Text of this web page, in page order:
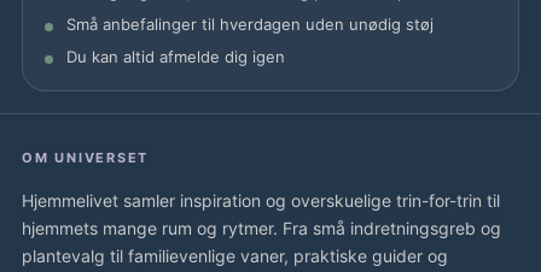
Små anbefalinger til hverdagen uden unødig støj
Du kan altid afmelde dig igen
OM UNIVERSET
Hjemmelivet samler inspiration og overskuelige trin-for-trin til
hjemmets mange rum og rytmer. Fra små indretningsgreb og
plantevalg til familievenlige vaner, praktiske guider og